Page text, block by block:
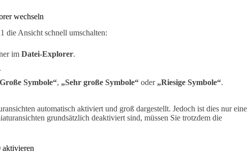
wechseln
die Ansicht schnell umschalten:
im Datei-Explorer.
.
Symbole“, „Sehr große Symbole“ oder „Riesige Symbole“.
automatisch aktiviert und groß dargestellt. Jedoch ist dies nur eine
grundsätzlich deaktiviert sind, müssen Sie trotzdem die
aktivieren